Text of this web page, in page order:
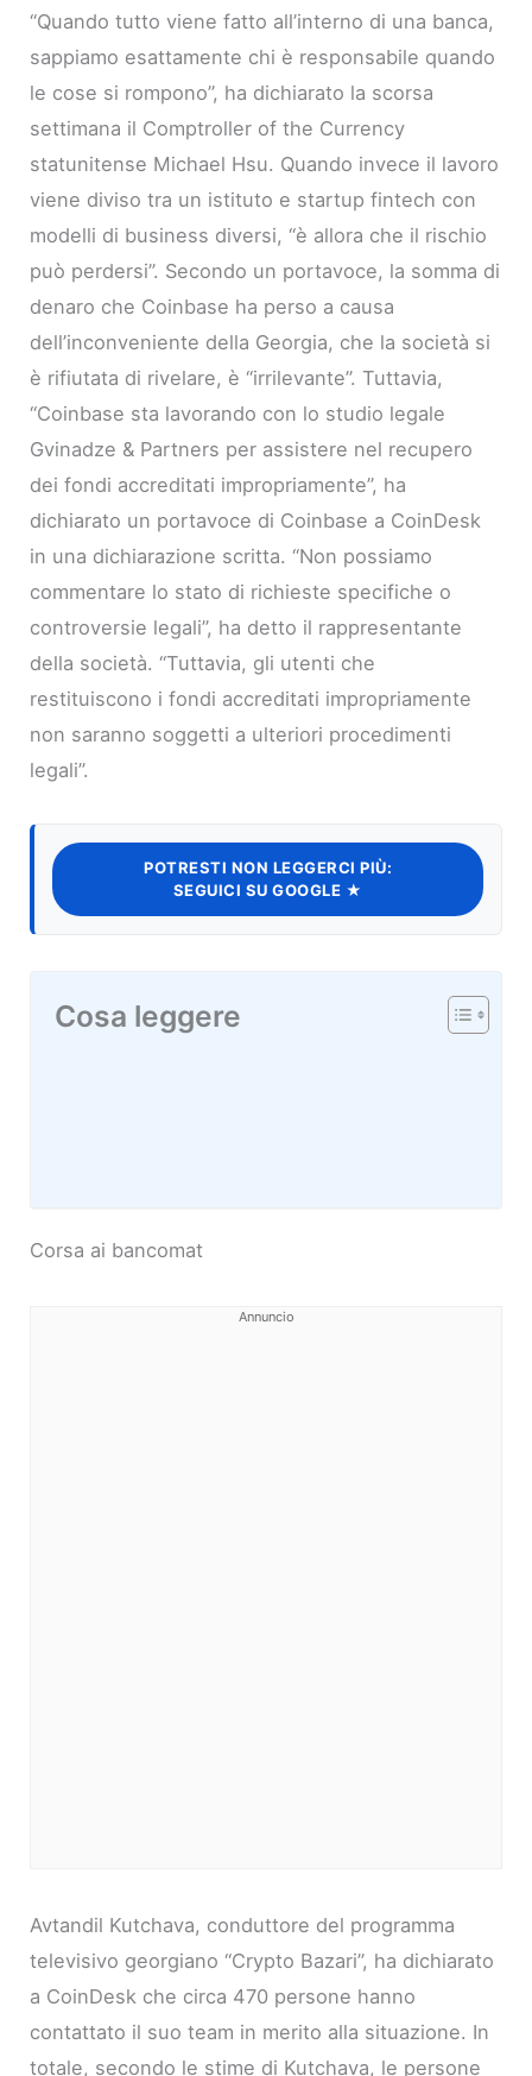
“Quando tutto viene fatto all’interno di una banca,
sappiamo esattamente chi è responsabile quando
le cose si rompono”, ha dichiarato la scorsa
settimana il Comptroller of the Currency
statunitense Michael Hsu. Quando invece il lavoro
viene diviso tra un istituto e startup fintech con
modelli di business diversi, “è allora che il rischio
può perdersi”. Secondo un portavoce, la somma di
denaro che Coinbase ha perso a causa
dell’inconveniente della Georgia, che la società si
è rifiutata di rivelare, è “irrilevante”. Tuttavia,
“Coinbase sta lavorando con lo studio legale
Gvinadze & Partners per assistere nel recupero
dei fondi accreditati impropriamente”, ha
dichiarato un portavoce di Coinbase a CoinDesk
in una dichiarazione scritta. “Non possiamo
commentare lo stato di richieste specifiche o
controversie legali”, ha detto il rappresentante
della società. “Tuttavia, gli utenti che
restituiscono i fondi accreditati impropriamente
non saranno soggetti a ulteriori procedimenti
legali”.
POTRESTI NON LEGGERCI PIÙ:
SEGUICI SU GOOGLE ★
Cosa leggere
Corsa ai bancomat
Annuncio
Avtandil Kutchava, conduttore del programma
televisivo georgiano “Crypto Bazari”, ha dichiarato
a CoinDesk che circa 470 persone hanno
contattato il suo team in merito alla situazione. In
totale, secondo le stime di Kutchava, le persone